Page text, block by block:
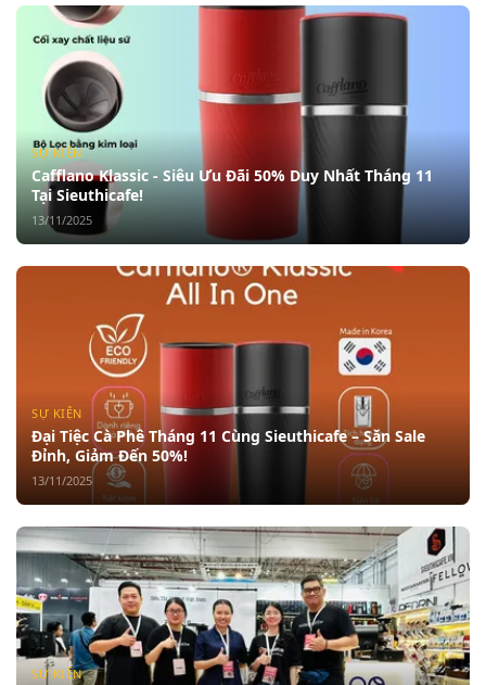
SỰ KIỆN
Cafflano Klassic - Siêu Ưu Đãi 50% Duy Nhất Tháng 11
Tại Sieuthicafe!
13/11/2025
SỰ KIỆN
Đại Tiệc Cà Phê Tháng 11 Cùng Sieuthicafe – Săn Sale
Đỉnh, Giảm Đến 50%!
13/11/2025
SỰ KIỆN